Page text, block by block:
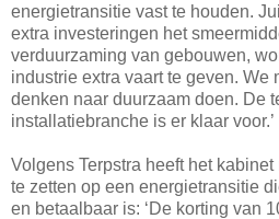
energietransitie vast te houden.
extra investeringen het
verduurzaming van gebouwen,
industrie extra vaart te geven. We
denken naar duurzaam doen. De
installatiebranche is er klaar voor.’
Volgens Terpstra heeft het
te zetten op een energietransitie
en betaalbaar is: ‘De korting van